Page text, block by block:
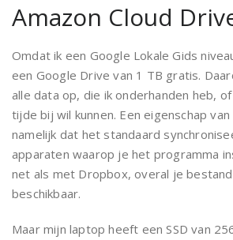
Amazon Cloud
Omdat ik een Google Lokale Gids
een Google Drive van 1 TB gratis.
alle data op, die ik onderhanden heb,
tijde bij wil kunnen. Een eigenschap
namelijk dat het standaard
apparaten waarop je het programma
net als met Dropbox, overal je
beschikbaar.
Maar mijn laptop heeft een SSD van